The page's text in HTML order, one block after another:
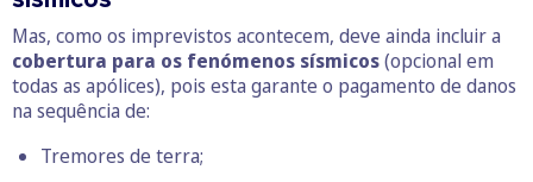
Mas, como os imprevistos acontecem, deve ainda incluir a
cobertura para os fenómenos sísmicos(opcional em
todas as apólices), pois esta garante o pagamento de danos
na sequência de:
Tremores de terra;